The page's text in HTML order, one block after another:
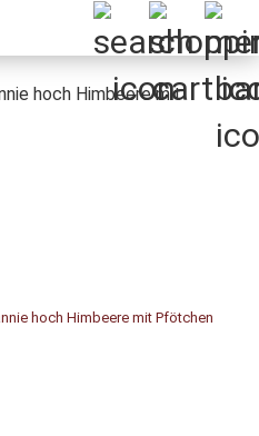
hoch Himbeere mit